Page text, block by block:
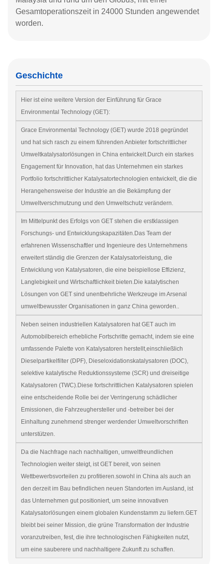
Gesamtoperationszeit in 24000 Stunden angewendet
worden.
Geschichte
Hier ist eine weitere Version der Einführung für Grace
Environmental Technology (GET):
Grace Environmental Technology (GET) wurde 2018 gegründet
und hat sich rasch zu einem führenden Anbieter fortschrittlicher
Umweltkatalysatorlösungen in China entwickelt.Durch ein starkes
Engagement für Innovation, hat das Unternehmen ein starkes
Portfolio fortschrittlicher Katalysatortechnologien entwickelt, die die
Herangehensweise der Industrie an die Bekämpfung der
Umweltverschmutzung und den Umweltschutz verändern.
Im Mittelpunkt des Erfolgs von GET stehen die erstklassigen
Forschungs- und Entwicklungskapazitäten.Das Team der
erfahrenen Wissenschaftler und Ingenieure des Unternehmens
erweitert ständig die Grenzen der Katalysatorleistung, die
Entwicklung von Katalysatoren, die eine beispiellose Effizienz,
Langlebigkeit und Wirtschaftlichkeit bieten.Die katalytischen
Lösungen von GET sind unentbehrliche Werkzeuge im Arsenal
umweltbewusster Organisationen in ganz China geworden..
Neben seinen industriellen Katalysatoren hat GET auch im
Automobilbereich erhebliche Fortschritte gemacht, indem sie eine
umfassende Palette von Katalysatoren herstellt,einschließlich
Dieselpartikelfilter (DPF), Dieseloxidationskatalysatoren (DOC),
selektive katalytische Reduktionssysteme (SCR) und dreiseitige
Katalysatoren (TWC).Diese fortschrittlichen Katalysatoren spielen
eine entscheidende Rolle bei der Verringerung schädlicher
Emissionen, die Fahrzeughersteller und -betreiber bei der
Einhaltung zunehmend strenger werdender Umweltvorschriften
unterstützen.
Da die Nachfrage nach nachhaltigen, umweltfreundlichen
Technologien weiter steigt, ist GET bereit, von seinen
Wettbewerbsvorteilen zu profitieren.sowohl in China als auch an
den derzeit im Bau befindlichen neuen Standorten im Ausland, ist
das Unternehmen gut positioniert, um seine innovativen
Katalysatorlösungen einem globalen Kundenstamm zu liefern.GET
bleibt bei seiner Mission, die grüne Transformation der Industrie
voranzutreiben, fest, die ihre technologischen Fähigkeiten nutzt,
um eine sauberere und nachhaltigere Zukunft zu schaffen.